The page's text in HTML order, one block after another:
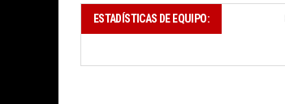
ESTADÍSTICAS DE EQUIPO: